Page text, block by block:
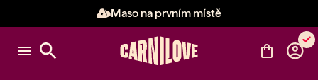
Maso na prvním místě
Položka 2 z 3: Maso na prvním